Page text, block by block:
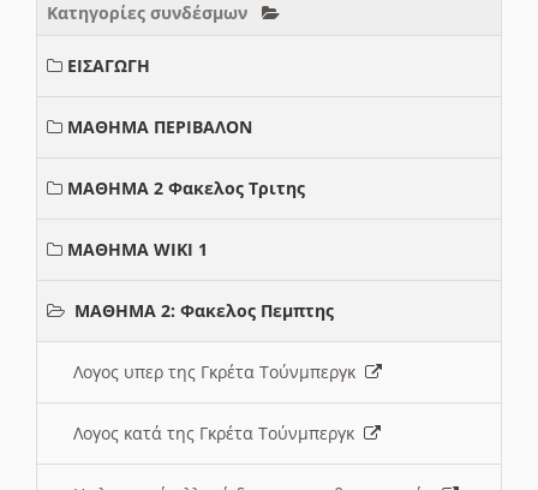
Κατηγορίες συνδέσμων
ΕΙΣΑΓΩΓΗ
ΜΑΘΗΜΑ ΠΕΡΙΒΑΛΟΝ
ΜΑΘΗΜΑ 2 Φακελος Τριτης
ΜΑΘΗΜΑ WIKI 1
ΜΑΘΗΜΑ 2: Φακελος Πεμπτης
Λογος υπερ της Γκρέτα Τούνμπεργκ
Λογος κατά της Γκρέτα Τούνμπεργκ